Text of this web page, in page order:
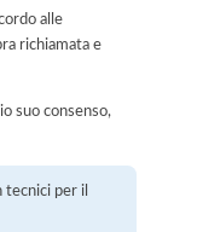
alle
richiamata e
suo consenso,
tecnici per il